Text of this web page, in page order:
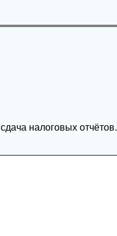
налоговых отчётов.